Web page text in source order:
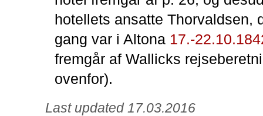
hotellets ansatte Thorvaldsen,
gang var i Altona 17.-
fremgår af Wallicks
ovenfor).
Last updated 17.03.2016